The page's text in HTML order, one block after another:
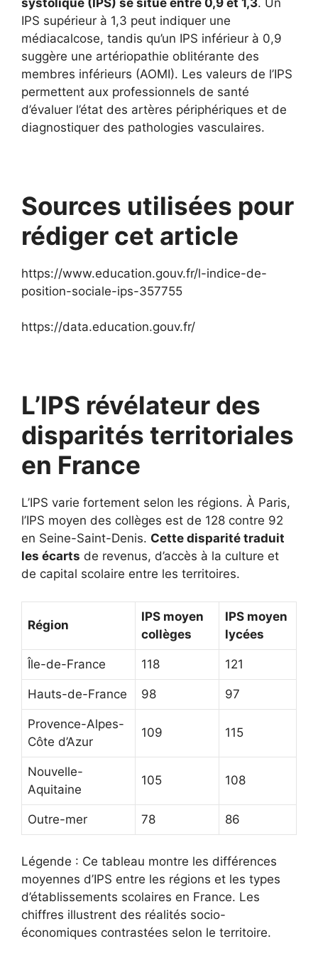
IPS supérieur à 1,3 peut indiquer une
médiacalcose, tandis qu’un IPS inférieur à 0,9
suggère une artériopathie oblitérante des
membres inférieurs (AOMI). Les valeurs de l’IPS
permettent aux professionnels de santé
d’évaluer l’état des artères périphériques et de
diagnostiquer des pathologies vasculaires.
Sources utilisées pour
rédiger cet article
https://www.education.gouv.fr/l-indice-de-
position-sociale-ips-357755
https://data.education.gouv.fr/
L’IPS révélateur des
disparités territoriales
en France
L’IPS varie fortement selon les régions. À Paris,
l’IPS moyen des collèges est de 128 contre 92
en Seine-Saint-Denis. Cette disparité traduit
les écarts de revenus, d’accès à la culture et
de capital scolaire entre les territoires.
Région
IPS moyen
collèges
IPS moyen
lycées
Île-de-France 118 121
Hauts-de-France 98 97
Provence-Alpes-
Côte d’Azur
109 115
Nouvelle-
Aquitaine
105 108
Outre-mer 78 86
Légende : Ce tableau montre les différences
moyennes d’IPS entre les régions et les types
d’établissements scolaires en France. Les
chiffres illustrent des réalités socio-
économiques contrastées selon le territoire.